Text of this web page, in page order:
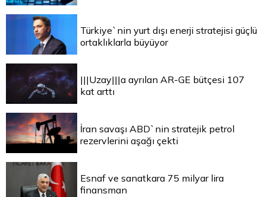
Türkiye`nin yurt dışı enerji stratejisi güçlü
ortaklıklarla büyüyor
|||Uzay|||a ayrılan AR-GE bütçesi 107
kat arttı
İran savaşı ABD`nin stratejik petrol
rezervlerini aşağı çekti
Esnaf ve sanatkara 75 milyar lira
finansman